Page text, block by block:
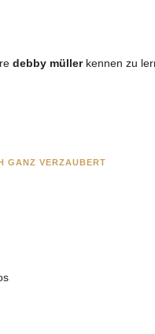
debby müllerkennen zu
GANZ VERZAUBERT